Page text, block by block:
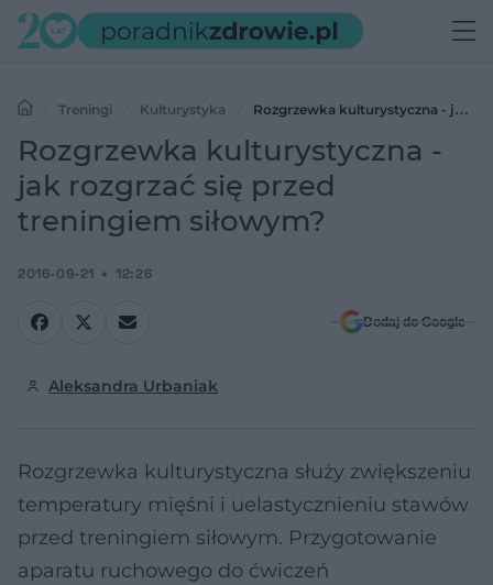
Treningi Kulturystyka
Rozgrzewka kulturystyczna - jak
rozgrzać się przed treningiem siłowym?
Rozgrzewka kulturystyczna -
jak rozgrzać się przed
treningiem siłowym?
2016-09-21 12:26
Dodaj do Google
Aleksandra Urbaniak
Rozgrzewka kulturystyczna służy zwiększeniu
temperatury mięśni i uelastycznieniu stawów
przed treningiem siłowym. Przygotowanie
aparatu ruchowego do ćwiczeń